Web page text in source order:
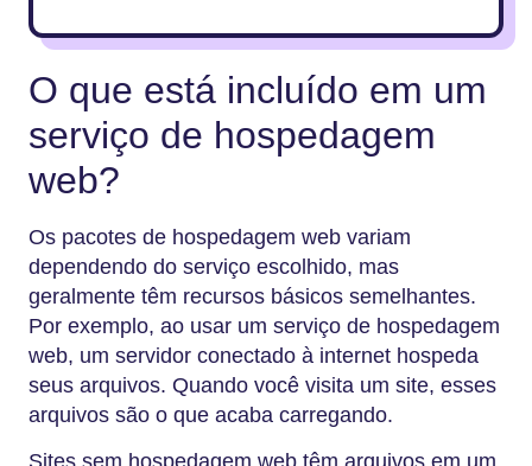
O que está incluído em um
serviço de hospedagem
web?
Os pacotes de hospedagem web variam
dependendo do serviço escolhido, mas
geralmente têm recursos básicos semelhantes.
Por exemplo, ao usar um serviço de hospedagem
web, um servidor conectado à internet hospeda
seus arquivos. Quando você visita um site, esses
arquivos são o que acaba carregando.